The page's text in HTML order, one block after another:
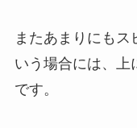
またあまりにもス
いう場合には、上
です。